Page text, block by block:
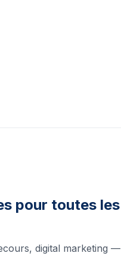
pour toutes les
digital marketing —